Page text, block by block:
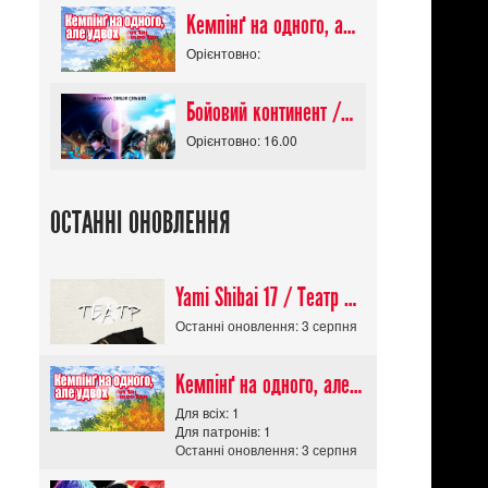
Кемпінґ на одного, але удвох / Futari Solo Camp
Орієнтовно:
Бойовий континент / Douluo Dalu
Орієнтовно: 16.00
ОСТАННІ ОНОВЛЕННЯ
Yami Shibai 17 / Театр Мороку 17
Останні оновлення: 3 серпня
Кемпінґ на одного, але удвох / Futari Solo Camp
Для всіх: 1
Для патронів: 1
Останні оновлення: 3 серпня